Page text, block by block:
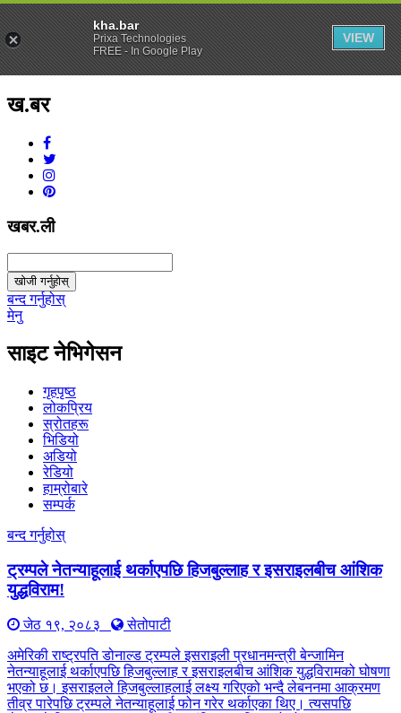
ख.बर
खबर.ली
खोजी गर्नुहोस्
बन्द गर्नुहोस्
मेनु
साइट नेभिगेसन
गृहपृष्ठ
लोकप्रिय
स्रोतहरू
भिडियो
अडियो
रेडियो
हाम्रोबारे
सम्पर्क
बन्द गर्नुहोस्
ट्रम्पले नेतन्याहूलाई थर्काएपछि हिजबुल्लाह र इसराइलबीच आंशिक
युद्धविराम!
जेठ १९, २०८३
सेतोपाटी
अमेरिकी राष्ट्रपति डोनाल्ड ट्रम्पले इसराइली प्रधानमन्त्री बेन्जामिन
नेतन्याहूलाई थर्काएपछि हिजबुल्लाह र इसराइलबीच आंशिक युद्धविरामको घोषणा
भएको छ। इसराइलले हिजबुल्लाहलाई लक्ष्य गरिएको भन्दै लेबननमा आक्रमण
तीव्र पारेपछि ट्रम्पले नेतन्याहूलाई फोन गरेर थर्काएका थिए। त्यसपछि
kha.bar
Prixa Technologies
FREE - In Google Play
VIEW